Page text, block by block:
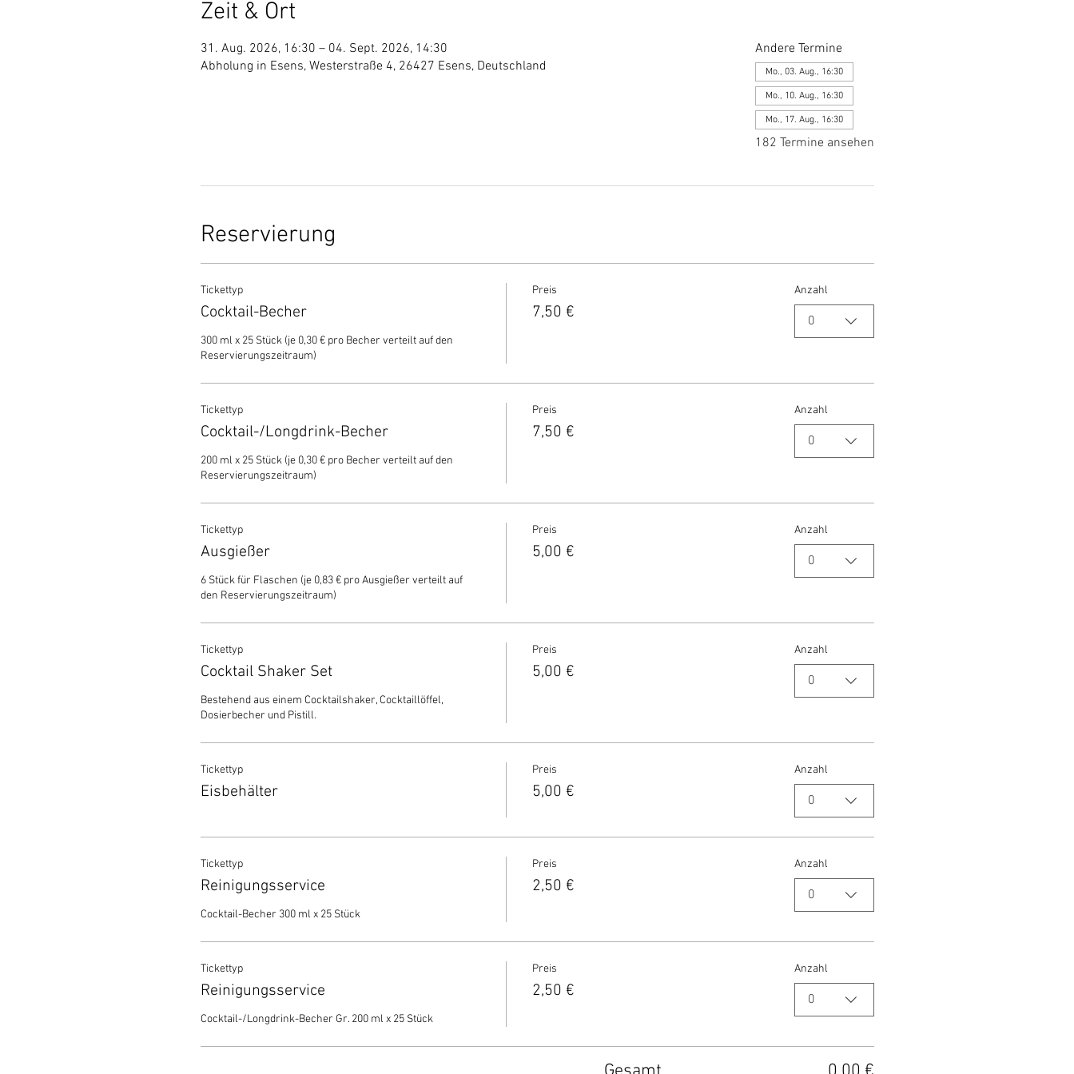
Zeit & Ort
31. Aug. 2026, 16:30 – 04. Sept. 2026, 14:30
Abholung in Esens, Westerstraße 4, 26427 Esens, Deutschland
Andere Termine
Mo., 03. Aug., 16:30
Mo., 10. Aug., 16:30
Mo., 17. Aug., 16:30
182 Termine ansehen
Reservierung
Tickettyp
Cocktail-Becher
300 ml x 25 Stück (je 0,30 € pro Becher verteilt auf den
Reservierungszeitraum)
Preis
7,50 €
Anzahl
0
Tickettyp
Cocktail-/Longdrink-Becher
200 ml x 25 Stück (je 0,30 € pro Becher verteilt auf den
Reservierungszeitraum)
Preis
7,50 €
Anzahl
0
Tickettyp
Ausgießer
6 Stück für Flaschen (je 0,83 € pro Ausgießer verteilt auf
den Reservierungszeitraum)
Preis
5,00 €
Anzahl
0
Tickettyp
Cocktail Shaker Set
Bestehend aus einem Cocktailshaker, Cocktaillöffel,
Dosierbecher und Pistill.
Preis
5,00 €
Anzahl
0
Tickettyp
Eisbehälter
Preis
5,00 €
Anzahl
0
Tickettyp
Reinigungsservice
Cocktail-Becher 300 ml x 25 Stück
Preis
2,50 €
Anzahl
0
Tickettyp
Reinigungsservice
Cocktail-/Longdrink-Becher Gr. 200 ml x 25 Stück
Preis
2,50 €
Anzahl
0